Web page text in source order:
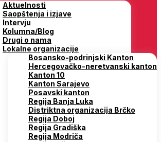
Aktuelnosti
Saopštenja i izjave
Intervju
Kolumna/Blog
Drugi o nama
Lokalne organizacije
Bosansko-podrinjski Kanton
Hercegovačko-neretvanski kanton
Kanton 10
Kanton Sarajevo
Posavski kanton
Regija Banja Luka
Distriktna organizacija Brčko
Regija Doboj
Regija Gradiška
Regija Modriča